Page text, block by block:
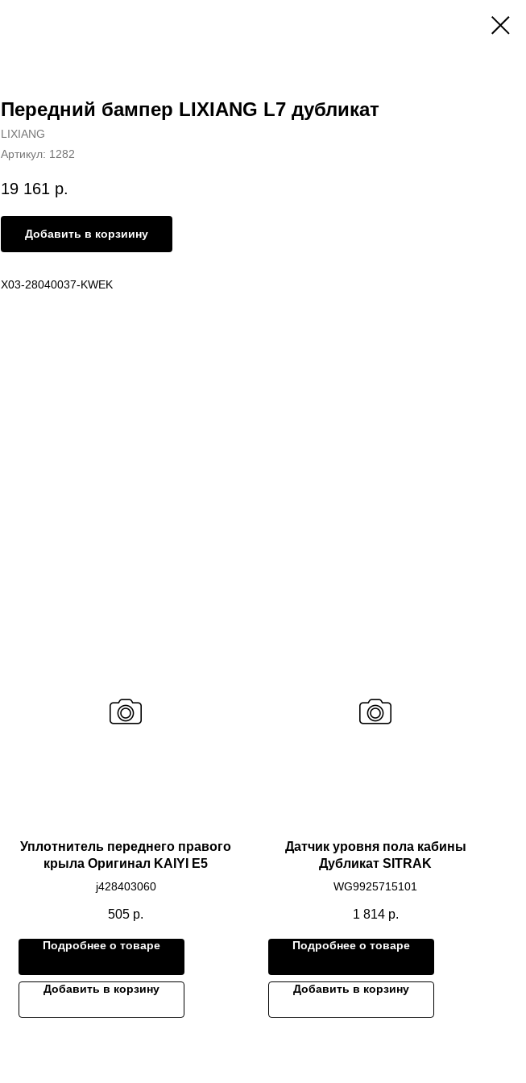
Передний бампер LIXIANG L7 дубликат
LIXIANG
Артикул: 1282
19 161 р.
Добавить в корзиину
X03-28040037-KWEK
Уплотнитель переднего правого
крыла Оригинал KAIYI E5
j428403060
505 р.
Подробнее о товаре
Добавить в корзину
Датчик уровня пола кабины
Дубликат SITRAK
WG9925715101
1 814 р.
Подробнее о товаре
Добавить в корзину